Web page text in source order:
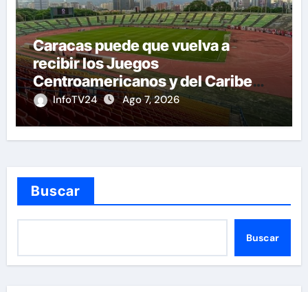
Caracas puede que vuelva a
recibir los Juegos
Centroamericanos y del Caribe
tras mas de 70 años
InfoTV24 Ago 7, 2026
Buscar
Buscar